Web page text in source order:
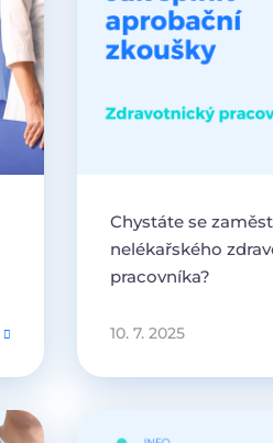
Chystáte se
nelékařského
pracovníka?
10. 7. 2025